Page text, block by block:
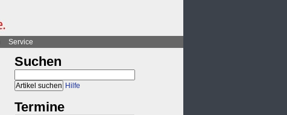
Service
Suchen
Hilfe
Termine